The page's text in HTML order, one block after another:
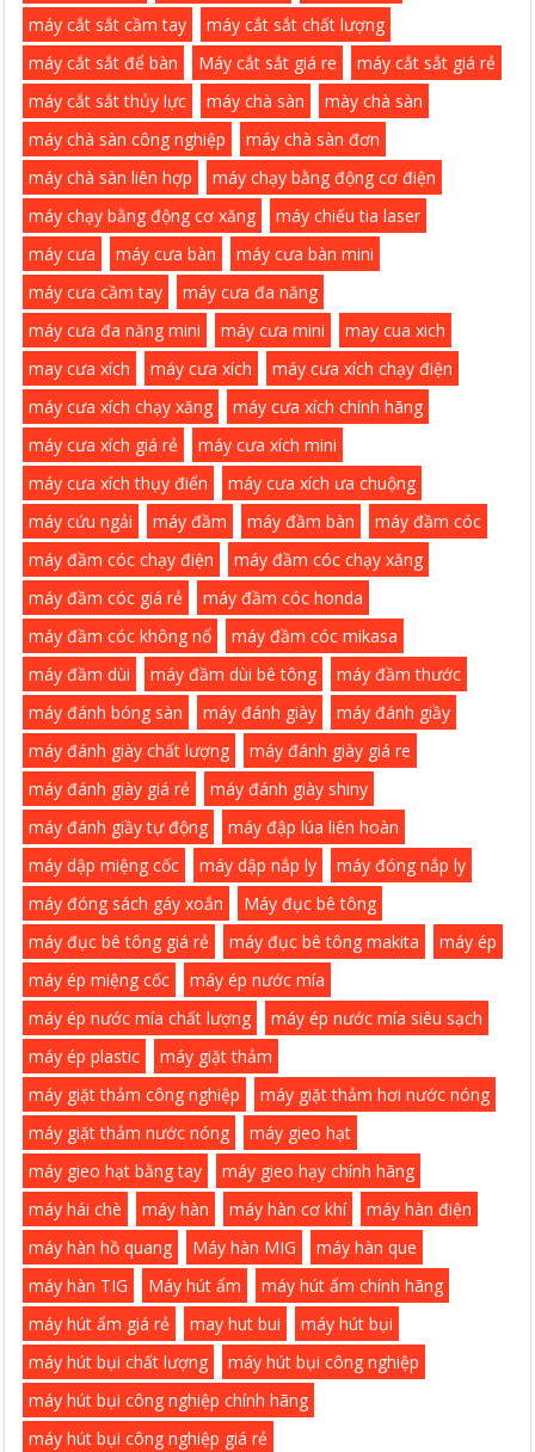
máy cắt sắt cầm tay
máy cắt sắt chất lượng
máy cắt sắt để bàn
Máy cắt sắt giá re
máy cắt sắt giá rẻ
máy cắt sắt thủy lực
máy chà sàn
mày chà sàn
máy chà sàn công nghiệp
máy chà sàn đơn
máy chà sàn liên hợp
máy chạy bằng động cơ điện
máy chạy bằng động cơ xăng
máy chiếu tia laser
máy cưa
máy cưa bàn
máy cưa bàn mini
máy cưa cầm tay
máy cưa đa năng
máy cưa đa năng mini
máy cưa mini
may cua xich
may cưa xích
máy cưa xích
máy cưa xích chạy điện
máy cưa xích chạy xăng
máy cưa xích chính hãng
máy cưa xích giá rẻ
máy cưa xích mini
máy cưa xích thụy điển
máy cưa xích ưa chuộng
máy cứu ngải
máy đầm máy đầm bàn
máy đầm cóc
máy đầm cóc chạy điện
máy đầm cóc chạy xăng
máy đầm cóc giá rẻ
máy đầm cóc honda
máy đầm cóc không nổ
máy đầm cóc mikasa
máy đầm dùi
máy đầm dùi bê tông
máy đầm thước
máy đánh bóng sàn
máy đánh giày
máy đánh giầy
máy đánh giày chất lượng
máy đánh giày giá re
máy đánh giày giá rẻ
máy đánh giày shiny
máy đánh giầy tự động
máy đập lúa liên hoàn
máy dập miệng cốc
máy dập nắp ly
máy đóng nắp ly
máy đóng sách gáy xoắn
Máy đục bê tông
máy đục bê tông giá rẻ
máy đục bê tông makita
máy ép
máy ép miệng cốc
máy ép nước mía
máy ép nước mía chất lượng
máy ép nước mía siêu sạch
máy ép plastic
máy giặt thảm
máy giặt thảm công nghiệp
máy giặt thảm hơi nước nóng
máy giặt thảm nước nóng
máy gieo hạt
máy gieo hạt bằng tay
máy gieo hạy chính hãng
máy hái chè
máy hàn máy hàn cơ khí
máy hàn điện
máy hàn hồ quang
Máy hàn MIG
máy hàn que
máy hàn TIG
Máy hút ẩm
máy hút ẩm chính hãng
máy hút ẩm giá rẻ
may hut bui
máy hút bụi
máy hút bụi chất lượng
máy hút bụi công nghiệp
máy hút bụi công nghiệp chính hãng
máy hút bụi công nghiệp giá rẻ